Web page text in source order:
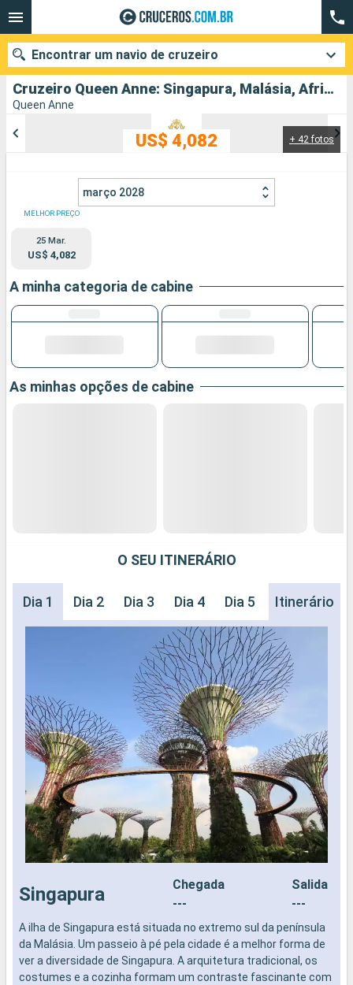
Cruzeiro Queen Anne: Singapura, Malásia, Africa do Sul, Maurice partindo de Singapura
Queen Anne
+ 42 fotos
US$ 4,082
março 2028
MELHOR PREÇO
25 Mar.
US$ 4,082
A minha categoria de cabine
As minhas opções de cabine
O SEU ITINERÁRIO
Dia 1 Dia 2 Dia 3 Dia 4 Dia 5 Dia 6 Dia
Itinerário
Singapura
Chegada
---
Salida
---
A ilha de Singapura está situada no extremo sul da península
da Malásia. Um passeio à pé pela cidade é a melhor forma de
ver a diversidade de Singapura. A arquitetura tradicional, os
costumes e a cozinha formam um contraste fascinante com
Encontrar um navio de cruzeiro
Data de partida
Cidades